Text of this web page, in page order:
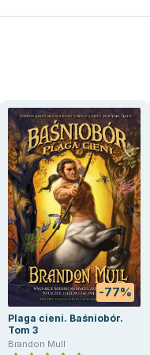
-77%
Plaga cieni. Baśniobór.
Tom 3
Brandon Mull